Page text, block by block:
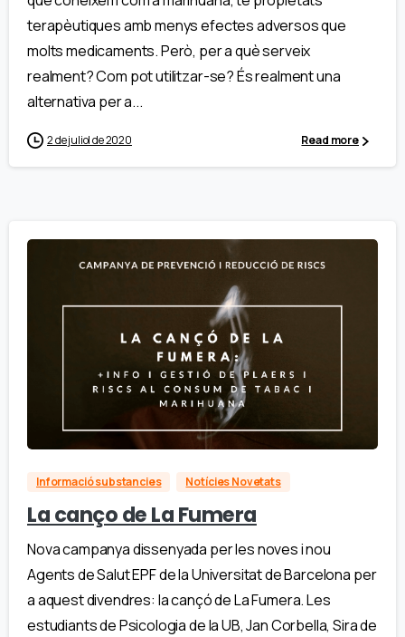
terapèutiques amb menys efectes adversos que
molts medicaments. Però, per a què serveix
realment? Com pot utilitzar-se? És realment una
alternativa per a...
2 de juliol de 2020 Read more
Informació substancies Notícies Novetats
La canço de La Fumera
Nova campanya dissenyada per les noves i nou
Agents de Salut EPF de la Universitat de Barcelona per
a aquest divendres: la cançó de La Fumera. Les
estudiants de Psicologia de la UB, Jan Corbella, Sira de